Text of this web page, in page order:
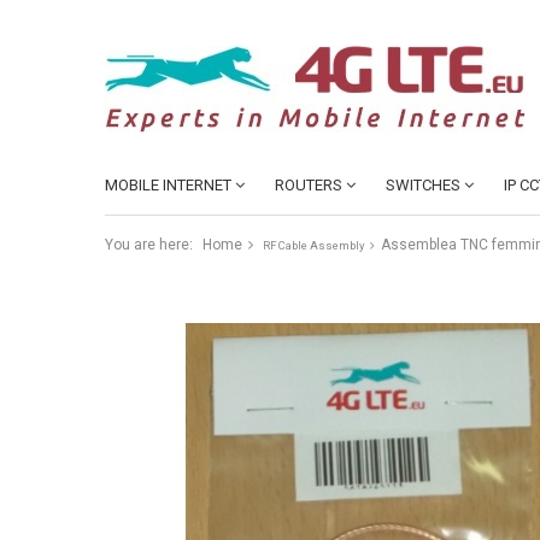
MOBILE INTERNET ROUTERS SWITCHES IP
You are here: Home RF Cable Assembly Assemblea TNC